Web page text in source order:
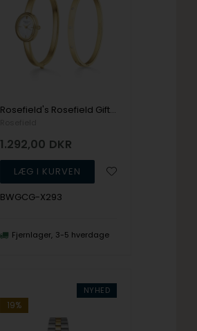
Rosefield's Rosefield Gift Sets BWGCG-X293
1.292,00 DKR
BWGCG-X293
Fjernlager 3-5 hverdage
NYHED
19%